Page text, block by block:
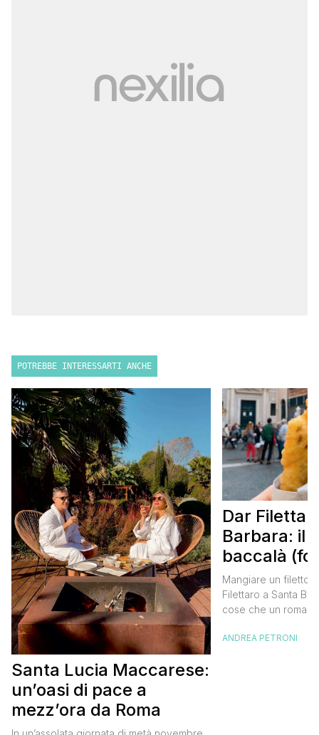
POTREBBE INTERESSARTI ANCHE
Santa Lucia Maccarese:
un’oasi di pace a
mezz’ora da Roma
Dar
Barbara: il
baccalà
buono di
Mangiare un filetto
Filettaro a Santa
cose che un
una volta nella vita.
ANDREA PETRONI